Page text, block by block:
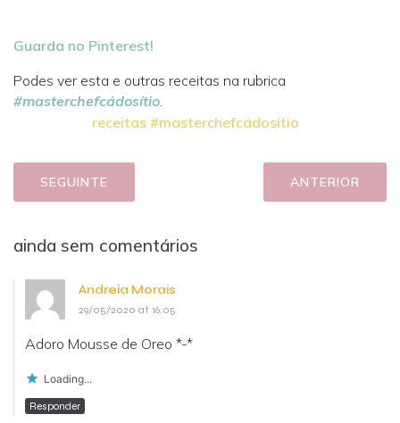
Guarda no Pinterest!
Podes ver esta e outras receitas na rubrica
#masterchefcádosítio.
receitas #masterchefcádosítio
SEGUINTE ANTERIOR
ainda sem comentários
Andreia Morais
29/05/2020 at 16:05
Adoro Mousse de Oreo *-*
Loading...
Responder